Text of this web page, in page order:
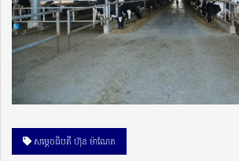
សម្ដេចធិបតី ហ៊ុន ម៉ាណែត